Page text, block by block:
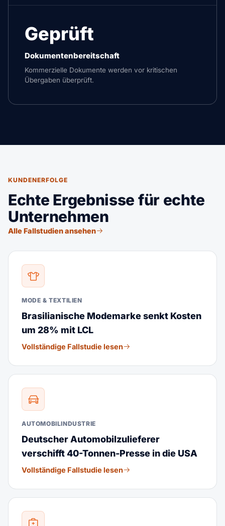
Geprüft
Dokumentenbereitschaft
Kommerzielle Dokumente werden vor kritischen
Übergaben überprüft.
KUNDENERFOLGE
Echte Ergebnisse für echte
Unternehmen
Alle Fallstudien ansehen
MODE & TEXTILIEN
Brasilianische Modemarke senkt Kosten
um 28% mit LCL
Vollständige Fallstudie lesen
AUTOMOBILINDUSTRIE
Deutscher Automobilzulieferer
verschifft 40-Tonnen-Presse in die USA
Vollständige Fallstudie lesen